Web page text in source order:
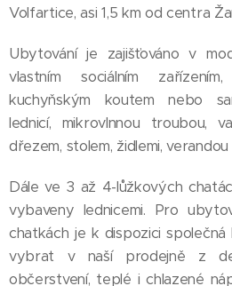
Volfartice, asi 1,5 km od centra
Ubytování je zajišťováno v
vlastním sociálním
kuchyňským koutem nebo
lednicí, mikrovlnnou troubou,
dřezem, stolem, židlemi,
Dále ve 3 až 4-lůžkových
vybaveny lednicemi. Pro
chatkách je k dispozici
vybrat v naší prodejně z
občerstvení, teplé i chlazené